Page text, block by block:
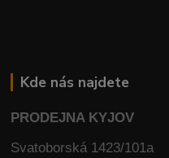
Kde nás najdete
PRODEJNA KYJOV
Svatoborská 1423/101a